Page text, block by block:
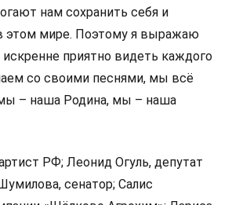
нам сохранить себя и
этом мире. Поэтому я выражаю
приятно видеть каждого
со своими песнями, мы всё
– наша Родина, мы – наша
РФ; Леонид Огуль, депутат
сенатор; Салис